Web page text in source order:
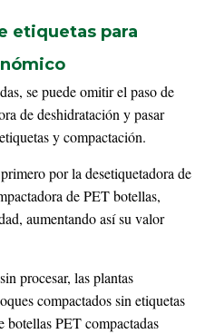
etiquetas para
se puede omitir el paso de
de deshidratación y pasar
y compactación.
por la desetiquetadora de
de PET botellas,
aumentando así su valor
procesar, las plantas
compactados sin etiquetas
botellas PET compactadas